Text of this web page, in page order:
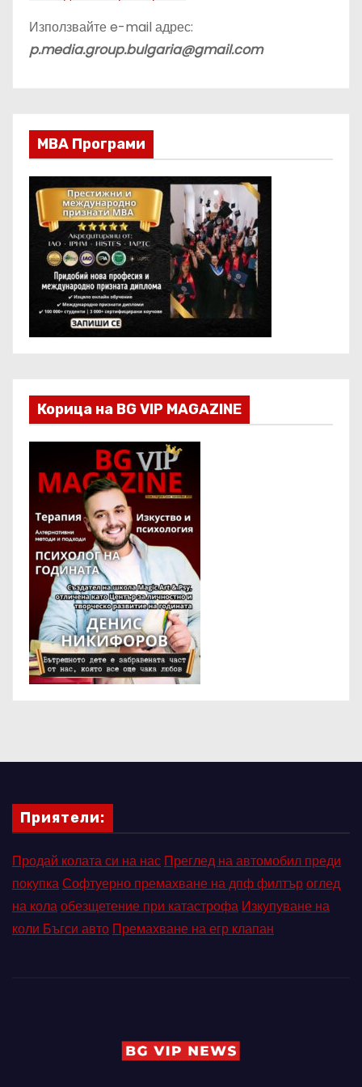
ц
и
е
н
а
с
т
р
н
и
и
Използвайте e-mail адрес:
p.media.group.bulgaria@gmail.com
МВА Програми
Корица на BG VIP MAGAZINE
Приятели:
Продай колата си на нас Преглед на автомобил преди
покупкаСофтуерно премахване на дпф филтъроглед
на колаобезщетение при катастрофа Изкупуване на
коли Бъгси авто Премахване на егр клапан